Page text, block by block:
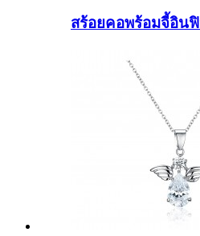
สร้อยคอพร้อมจี้อิน